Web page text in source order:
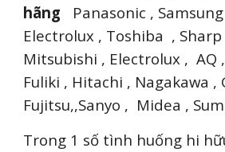
hãng
Panasonic ,
Electrolux , Toshiba , Sharp
Mitsubishi , Electrolux , AQ
Fuliki , Hitachi , Nagakawa ,
Fujitsu,,Sanyo , Midea ,
Trong 1 số tình huống hi